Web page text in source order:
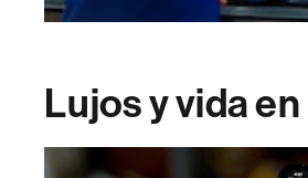
Lujos y vida